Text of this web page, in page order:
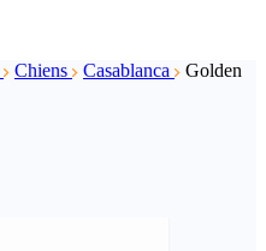
Chiens Casablanca
Golden